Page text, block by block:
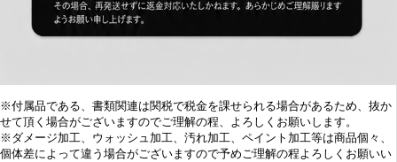
※付属品である、書類関連は関税で税金を課せられる場合があるため、抜か
せて頂く場合がございますのでご理解の程、よろしくお願いします。
※ ダメージ加工、 ウォッシュ加工、汚れ加工、ペイント加工等は商品個々、
個体差によって違う場合がございますので予めご理解の程よろしくお願いい